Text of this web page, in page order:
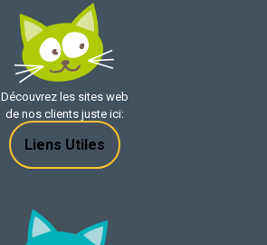
Découvrez les sites web
de nos clients juste ici:
Liens Utiles